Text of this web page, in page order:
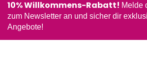
10% Willkommens-Rabatt! Melde
zum Newsletter an und sicher dir
Angebote!